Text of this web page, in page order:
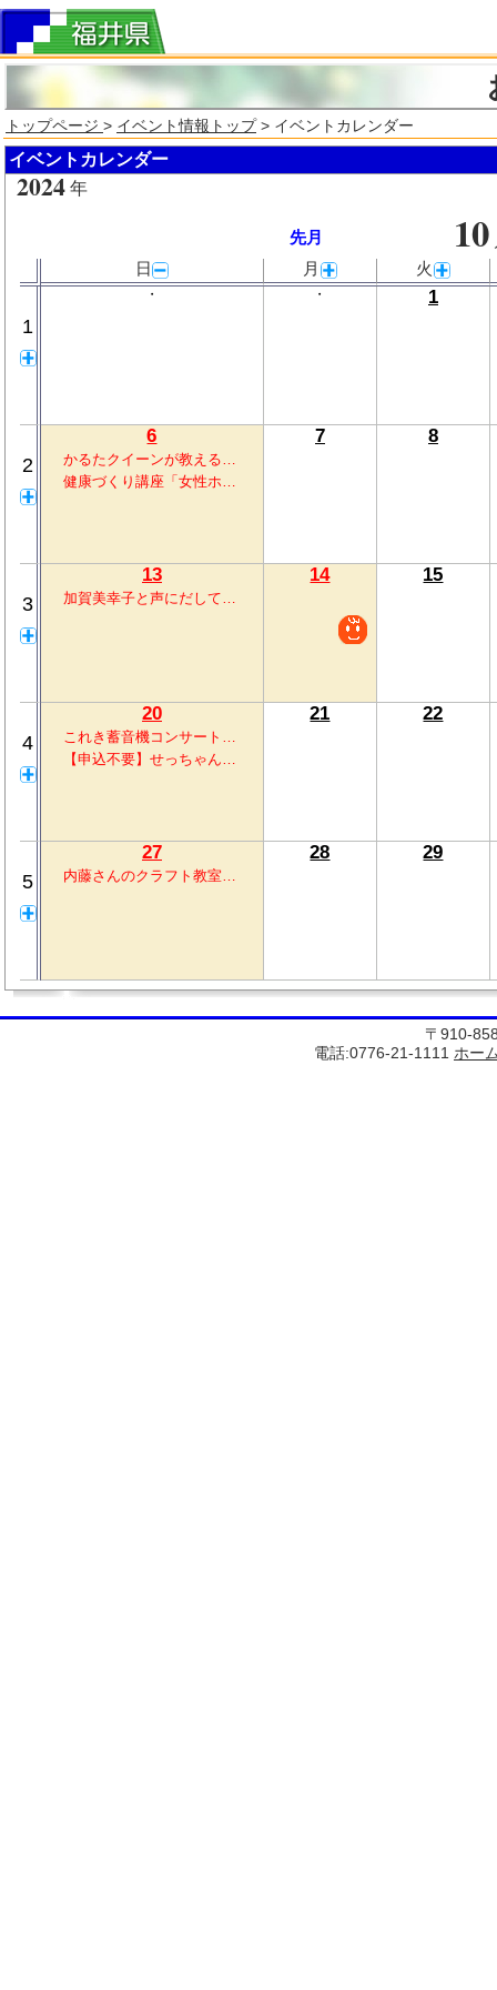
トップページ > イベント情報トップ> イベントカレンダー
イベントカレンダー
2024 年
先月 10
日 月 火
1
・ ・ 1
2
6
かるたクイーンが教える…
健康づくり講座「女性ホ…
7 8
3
13
加賀美幸子と声にだして…
14 15
4
20
これき蓄音機コンサート…
【申込不要】せっちゃん…
21 22
5
27
内藤さんのクラフト教室…
28 29
〒910-
電話:0776-21-1111 ホー